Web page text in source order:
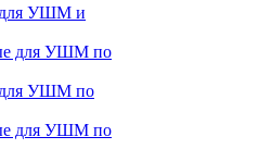
для УШМ и
для УШМ по